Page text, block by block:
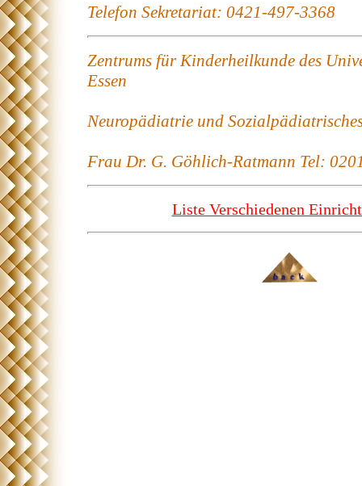
Telefon Sekretariat: 0421-497-3368
Zentrums für Kinderheilkunde des
Essen
Neuropädiatrie und
Frau Dr. G. Göhlich-Ratmann Tel:
Liste Verschiedenen